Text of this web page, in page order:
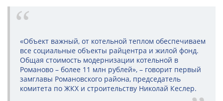
«Объект важный, от котельной теплом обеспечиваем
все социальные объекты райцентра и жилой фонд.
Общая стоимость модернизации котельной в
Романово – более 11 млн рублей», – говорит первый
замглавы Романовского района, председатель
комитета по ЖКХ и строительству Николай Кеслер.